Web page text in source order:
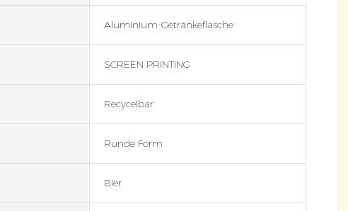
Aluminium-Getränkeflasche
SCREEN PRINTING
Recycelbar
Runde Form
Bier